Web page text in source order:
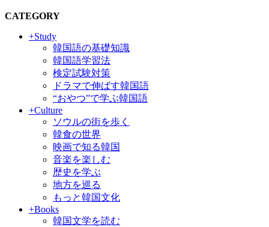
CATEGORY
+Study
韓国語の基礎知識
韓国語学習法
検定試験対策
ドラマで伸ばす韓国語
“おやつ”で学ぶ韓国語
+Culture
ソウルの街を歩く
韓食の世界
映画で知る韓国
音楽を楽しむ
歴史を学ぶ
地方を巡る
もっと韓国文化
+Books
韓国文学を読む